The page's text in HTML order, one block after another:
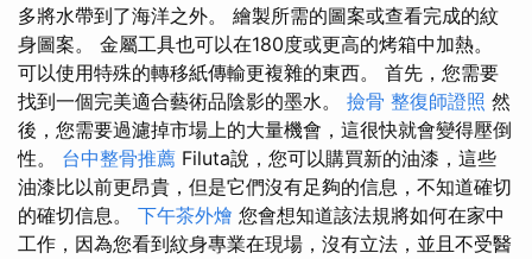
多將水帶到了海洋之外。 繪製所需的圖案或查看完成的紋
身圖案。 金屬工具也可以在180度或更高的烤箱中加熱。
可以使用特殊的轉移紙傳輸更複雜的東西。 首先，您需要
找到一個完美適合藝術品陰影的墨水。 撿骨 整復師證照 然
後，您需要過濾掉市場上的大量機會，這很快就會變得壓倒
性。 台中整骨推薦 Filuta說，您可以購買新的油漆，這些
油漆比以前更昂貴，但是它們沒有足夠的信息，不知道確切
的確切信息。 下午茶外燴 您會想知道該法規將如何在家中
工作，因為您看到紋身專業在現場，沒有立法，並且不受醫